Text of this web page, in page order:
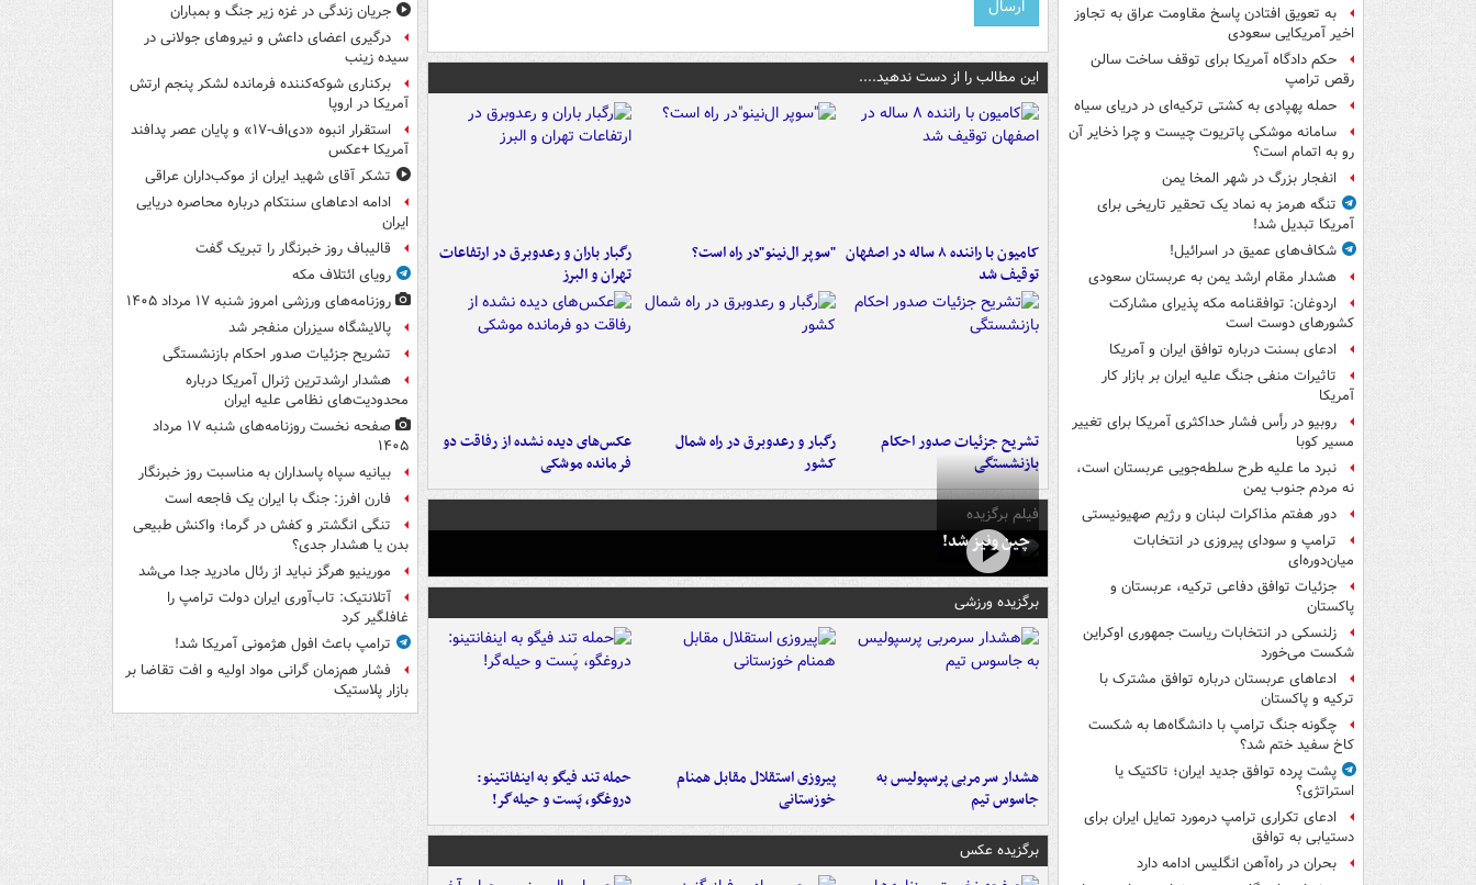
به تعویق افتادن پاسخ مقاومت عراق به تجاوز
اخیر آمریکایی سعودی
حکم دادگاه آمریکا برای توقف ساخت سالن
رقص ترامپ
حمله پهپادی به کشتی ترکیه‌ای در دریای سیاه
سامانه موشکی پاتریوت چیست و چرا ذخایر آن
رو به اتمام است؟
انفجار بزرگ در شهر المخا یمن
تنگه هرمز به نماد یک تحقیر تاریخی برای
آمریکا تبدیل شد!
شکاف‌های عمیق در اسرائیل!
هشدار مقام ارشد یمن به عربستان سعودی
اردوغان: توافقنامه مکه پذیرای مشارکت
کشورهای دوست است
ادعای بسنت درباره توافق ایران و آمریکا
تاثیرات منفی جنگ علیه ایران بر بازار کار
آمریکا
روبیو در رأس فشار حداکثری آمریکا برای تغییر
مسیر کوبا
نبرد ما علیه طرح سلطه‌جویی عربستان است،
نه مردم جنوب یمن
دور هفتم مذاکرات لبنان و رژیم صهیونیستی
ترامپ و سودای پیروزی در انتخابات
میان‌دوره‌ای
جزئیات توافق دفاعی ترکیه، عربستان و
پاکستان
زلنسکی در انتخابات ریاست جمهوری اوکراین
شکست می‌خورد
ادعاهای عربستان درباره توافق مشترک با
ترکیه و پاکستان
چگونه جنگ ترامپ با دانشگاه‌ها به شکست
کاخ سفید ختم شد؟
پشت پرده توافق جدید ایران؛ تاکتیک یا
استراتژی؟
ادعای تکراری ترامپ درمورد تمایل ایران برای
دستیابی به توافق
بحران در راه‌آهن انگلیس ادامه دارد
این مطالب را از دست ندهید....
کامیون با راننده ۸ ساله در اصفهان
توقیف شد
"سوپر ال‌نینو"در راه است؟
رگبار باران و رعدوبرق در ارتفاعات
تهران و البرز
تشریح جزئیات صدور احکام
بازنشستگی
رگبار و رعدوبرق در راه شمال
کشور
عکس‌های دیده نشده از رفاقت دو
فرمانده‌ موشکی
فیلم برگزیده
چین ونیز شد!
برگزیده ورزشی
هشدار سرمربی پرسپولیس به
جاسوس تیم
پیروزی استقلال مقابل همنام
خوزستانی
حمله تند فیگو به اینفانتینو:
دروغگو، پَست‌ و حیله‌گر!
برگزیده عکس
جریان زندگی در غزه زیر جنگ و بمباران
درگیری اعضای داعش و نیروهای جولانی در
سیده زینب
برکناری شوکه‌کننده فرمانده لشکر پنجم ارتش
آمریکا در اروپا
استقرار انبوه «دی‌اف‑۱۷» و پایان عصر پدافند
آمریکا +عکس
تشکر آقای شهید ایران از موکب‌داران عراقی
ادامه ادعاهای سنتکام درباره محاصره دریایی
ایران
قالیباف روز خبرنگار را تبریک گفت
رویای ائتلاف مکه
روزنامه‌های ورزشی امروز ‌شنبه ۱۷ مرداد ۱۴۰۵
پالایشگاه سیزران منفجر شد
تشریح جزئیات صدور احکام بازنشستگی
هشدار ارشدترین ژنرال آمریکا درباره
محدودیت‌های نظامی علیه ایران
صفحه نخست روزنامه‌های شنبه ۱۷ مرداد
۱۴۰۵
بیانیه سپاه پاسداران به مناسبت روز خبرنگار
فارن افرز: جنگ با ایران یک فاجعه است
تنگی انگشتر و کفش در گرما؛ واکنش طبیعی
بدن یا هشدار جدی؟
مورینیو هرگز نباید از رئال مادرید جدا می‌شد
آتلانتیک: تاب‌آوری ایران دولت ترامپ را
غافلگیر کرد
ترامپ باعث افول هژمونی آمریکا شد!
فشار هم‌زمان گرانی مواد اولیه و افت تقاضا بر
بازار پلاستیک